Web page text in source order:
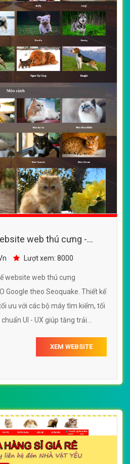
web thú cưng -
Lượt xem: 8000
website web thú cưng
Google theo Seoquake. Thiết kế
ưu với các bộ máy tìm kiếm, tối
UI - UX giúp tăng trải
XEM WEBSITE